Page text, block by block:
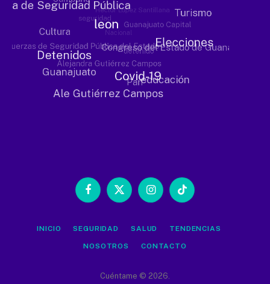
Facebook
X
InstagramTikTok
INICIO SEGURIDAD SALUD TENDENCIAS
NOSOTROS CONTACTO
Cuéntame © 2026.